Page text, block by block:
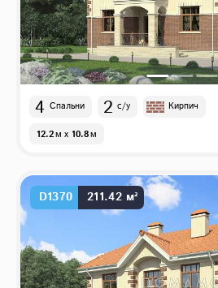
4 Спальни 2 с/у Кирпич
12.2м x 10.8м
D1370 211.42 м²